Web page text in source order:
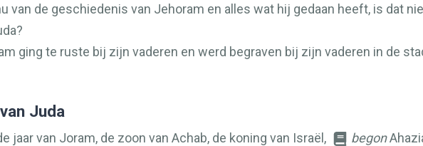
van de geschiedenis van Jehoram en alles wat hij gedaan heeft, is dat
ging te ruste bij zijn vaderen en werd begraven bij zijn vaderen in de
Juda
jaar van Joram, de zoon van Achab, de koning van Israël, begon